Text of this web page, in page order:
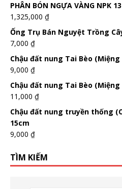
PHÂN BÓN NGỰA VÀNG NPK
1,325,000 ₫
Ống Trụ Bán Nguyệt Trồng
7,000 ₫
Chậu đất nung Tai Bèo (Miệng
9,000 ₫
Chậu đất nung Tai Bèo (Miệng
11,000 ₫
Chậu đất nung truyền thống
15cm
9,000 ₫
TÌM KIẾM